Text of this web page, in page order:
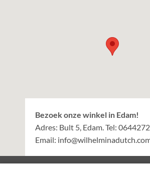
Bezoek onze winkel in Edam!
Adres: Bult 5, Edam. Tel:
Email: